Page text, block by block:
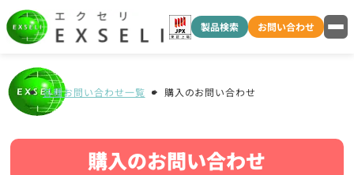
製品検索 お問い合わせ
各種お問い合わせ一覧 購入のお問い合わせ
購入のお問い合わせ